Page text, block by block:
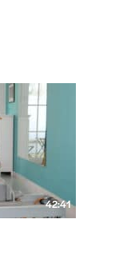
42:41